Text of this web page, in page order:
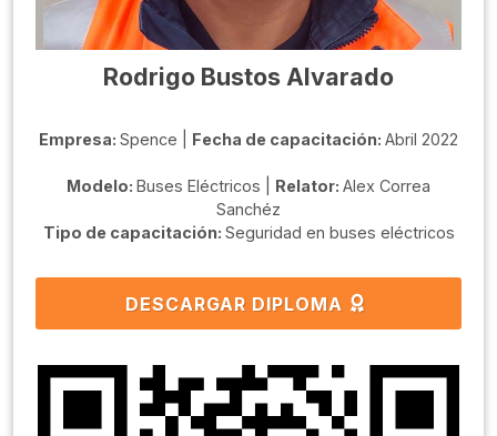
Rodrigo Bustos Alvarado
Empresa: Spence | Fecha de capacitación: Abril 2022
Modelo: Buses Eléctricos | Relator: Alex Correa
Sanchéz
Tipo de capacitación: Seguridad en buses eléctricos
DESCARGAR DIPLOMA